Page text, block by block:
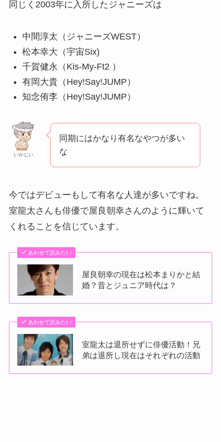
同じく2003年に入所したジャニーズは
中間淳太（ジャニーズWEST）
松本幸大（宇宙Six)
千賀健永（Kis-My-Ft2 ）
有岡大貴（Hey!Say!JUMP）
知念侑李（Hey!Say!JUMP）
いかじい
同期にはかなり有名なやつが多い
な
今ではデビューもして有名な人達が多いですね。
室龍太さんも俳優で屋良朝幸さんのように輝いて
くれることを信じています。
あわせて読みたい
屋良朝幸の現在は松本まりかと結
婚？昔とジュニア時代は？
あわせて読みたい
室龍太は退所せずに俳優活動！兄
弟は退所し現在はそれぞれの活動